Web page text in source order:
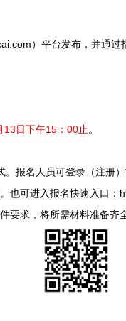
）平台发布，并通过
13日下午15：00止 。
名人员可登录（注册
也可进入报名快速入口
要求，将所需材料准备齐